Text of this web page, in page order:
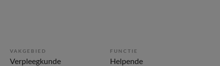
VAKGEBIED
Verpleegkunde
FUNCTIE
Helpende